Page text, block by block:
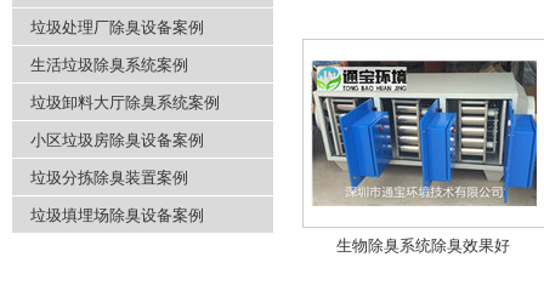
垃圾处理厂除臭设备案例
生活垃圾除臭系统案例
垃圾卸料大厅除臭系统案例
小区垃圾房除臭设备案例
垃圾分拣除臭装置案例
垃圾填埋场除臭设备案例
生物除臭系统除臭效果好